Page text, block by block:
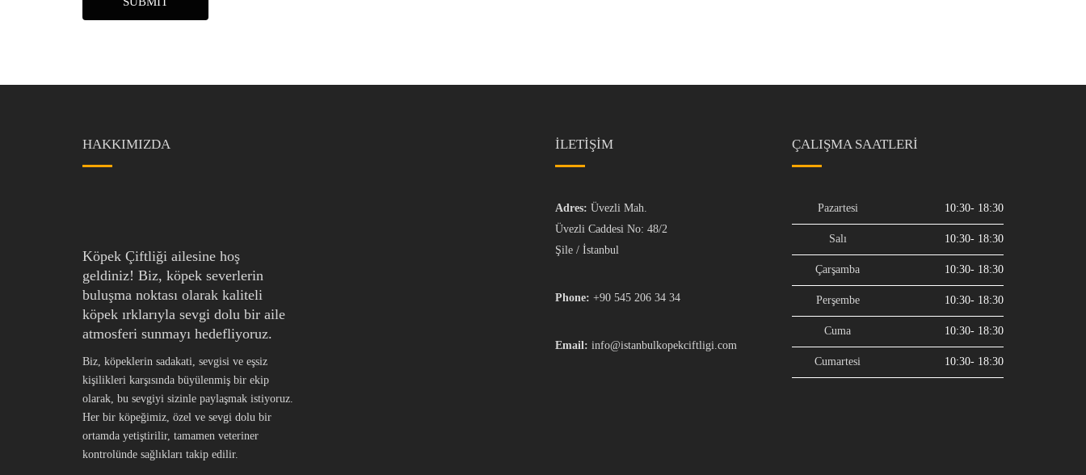
HAKKIMIZDA
Köpek Çiftliği ailesine hoş
geldiniz! Biz, köpek severlerin
buluşma noktası olarak kaliteli
köpek ırklarıyla sevgi dolu bir aile
atmosferi sunmayı hedefliyoruz.
Biz, köpeklerin sadakati, sevgisi ve eşsiz
kişilikleri karşısında büyülenmiş bir ekip
olarak, bu sevgiyi sizinle paylaşmak istiyoruz.
Her bir köpeğimiz, özel ve sevgi dolu bir
ortamda yetiştirilir, tamamen veteriner
kontrolünde sağlıkları takip edilir.
İLETİŞİM
Adres: Üvezli Mah.
Üvezli Caddesi No: 48/2
Şile / İstanbul
Phone: +90 545 206 34 34
Email: info@istanbulkopekciftligi.com
ÇALIŞMA SAATLERI
Pazartesi 10:30- 18:30
Salı 10:30- 18:30
Çarşamba 10:30- 18:30
Perşembe 10:30- 18:30
Cuma 10:30- 18:30
Cumartesi 10:30- 18:30